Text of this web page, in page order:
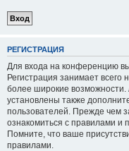
РЕГИСТРАЦИЯ
Для входа на конференцию
Регистрация занимает всего
более широкие
установлены также
пользователей. Прежде чем
ознакомиться с правилами и
Помните, что ваше
правилами.